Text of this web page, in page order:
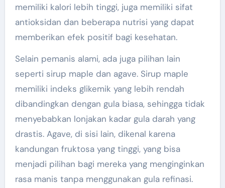
memiliki kalori lebih tinggi, juga memiliki sifat
antioksidan dan beberapa nutrisi yang dapat
memberikan efek positif bagi kesehatan.
Selain pemanis alami, ada juga pilihan lain
seperti sirup maple dan agave. Sirup maple
memiliki indeks glikemik yang lebih rendah
dibandingkan dengan gula biasa, sehingga tidak
menyebabkan lonjakan kadar gula darah yang
drastis. Agave, di sisi lain, dikenal karena
kandungan fruktosa yang tinggi, yang bisa
menjadi pilihan bagi mereka yang menginginkan
rasa manis tanpa menggunakan gula refinasi.